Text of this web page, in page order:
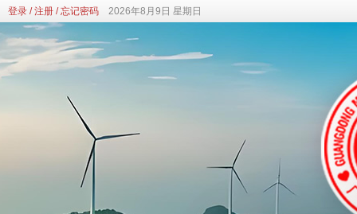
登录 /注册 /忘记密码 2026年8月9日 星期日